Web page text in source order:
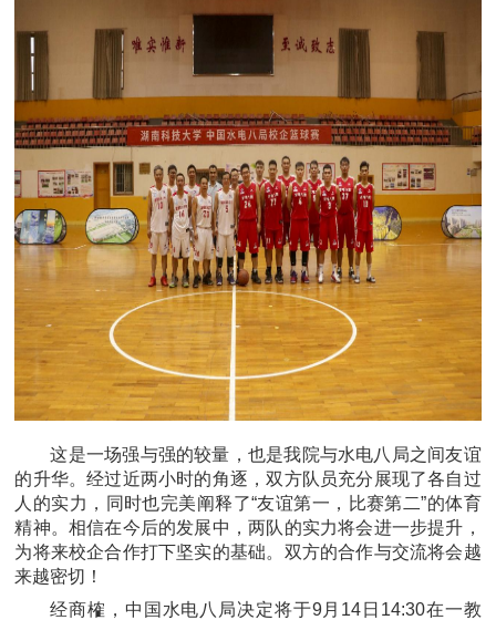
这是一场强与强的较量，也是我院与水电八局之间友谊
的升华。经过近两小时的角逐，双方队员充分展现了各自过
人的实力，同时也完美阐释了“友谊第一，比赛第二”的体育
精神。相信在今后的发展中，两队的实力将会进一步提升，
为将来校企合作打下坚实的基础。双方的合作与交流将会越
来越密切！
经商榷，中国水电八局决定将于9月14日14:30在一教